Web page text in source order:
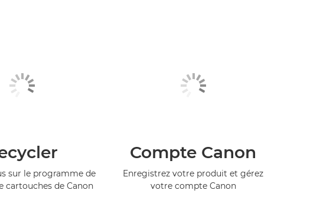
sur le programme de
cartouches de Canon
Compte Canon
Enregistrez votre produit et gérez
votre compte Canon